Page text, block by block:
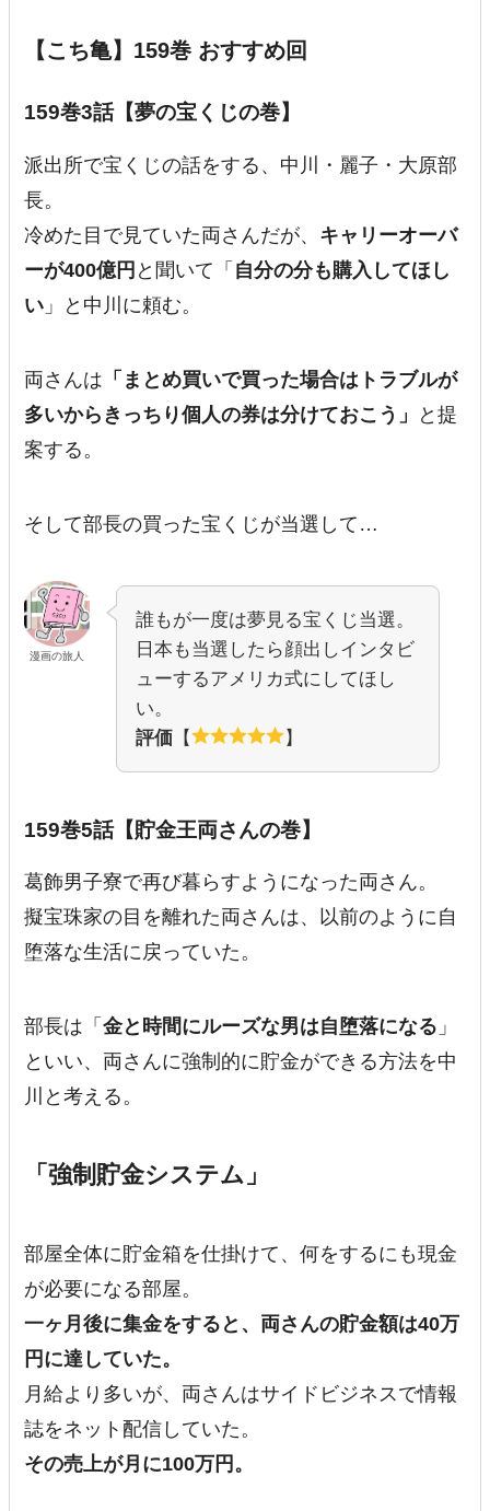
【こち亀】159巻 おすすめ回
159巻3話【夢の宝くじの巻】
派出所で宝くじの話をする、中川・麗子・大原部
長。
冷めた目で見ていた両さんだが、 キャリーオーバ
ーが400億円 と聞いて「 自分の分も購入してほし
い 」と中川に頼む。
両さんは 「まとめ買いで買った場合はトラブルが
多いからきっちり個人の券は分けておこう」
と提
案する。
そして部長の買った宝くじが当選して…
漫画の旅人
誰もが一度は夢見る宝くじ当選。
日本も当選したら顔出しインタビ
ューするアメリカ式にしてほし
い。
評価 【 】
159巻5話【貯金王両さんの巻】
葛飾男子寮で再び暮らすようになった両さん。
擬宝珠家の目を離れた両さんは、以前のように自
堕落な生活に戻っていた。
部長は「金と時間にルーズな男は自堕落になる 」
といい、両さんに強制的に貯金ができる方法を中
川と考える。
「強制貯金システム」
部屋全体に貯金箱を仕掛けて、何をするにも現金
が必要になる部屋。
一ヶ月後に集金をすると、両さんの貯金額は40万
円に達していた。
月給より多いが、両さんはサイドビジネスで情報
誌をネット配信していた。
その売上が月に100万円。